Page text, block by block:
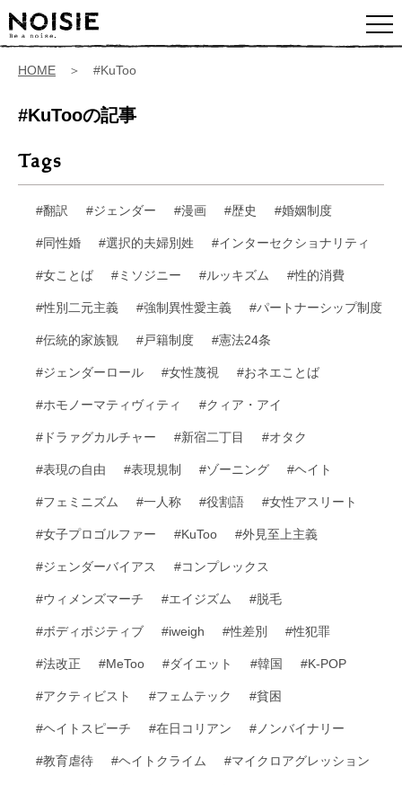
HOME ＞ #KuToo
#KuTooの記事
Tags
#翻訳 #ジェンダー #漫画 #歴史 #婚姻制度
#同性婚 #選択的夫婦別姓 #インターセクショナリティ
#女ことば #ミソジニー #ルッキズム #性的消費
#性別二元主義 #強制異性愛主義 #パートナーシップ制度
#伝統的家族観 #戸籍制度 #憲法24条
#ジェンダーロール #女性蔑視 #おネエことば
#ホモノーマティヴィティ #クィア・アイ
#ドラァグカルチャー #新宿二丁目 #オタク
#表現の自由 #表現規制 #ゾーニング #ヘイト
#フェミニズム #一人称 #役割語 #女性アスリート
#女子プロゴルファー #KuToo #外見至上主義
#ジェンダーバイアス #コンプレックス
#ウィメンズマーチ #エイジズム #脱毛
#ボディポジティブ #iweigh #性差別 #性犯罪
#法改正 #MeToo #ダイエット #韓国 #K-POP
#アクティビスト #フェムテック #貧困
#ヘイトスピーチ #在日コリアン #ノンバイナリー
#教育虐待 #ヘイトクライム #マイクロアグレッション